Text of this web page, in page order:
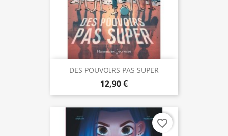
DES POUVOIRS PAS SUPER
12,90 €
favorite_border